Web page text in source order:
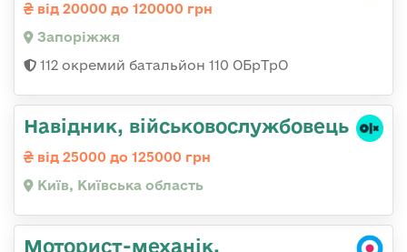
від 20000 до 120000 грн
Запоріжжя
112 окремий батальйон 110 ОБрТрО
Навідник, військовослужбовець
від 25000 до 125000 грн
Київ, Київська область
Моторист-механік,